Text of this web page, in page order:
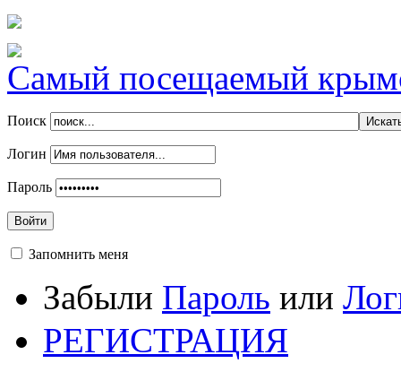
Самый посещаемый
Поиск
Логин
Пароль
Войти
Запомнить меня
Забыли Пароль или
РЕГИСТРАЦИЯ